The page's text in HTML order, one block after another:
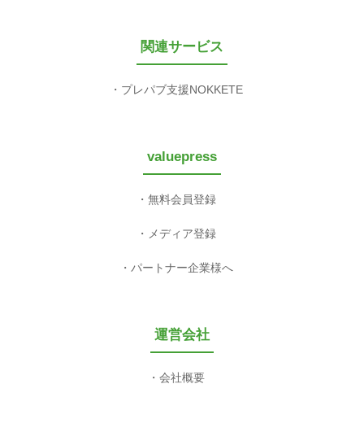
関連サービス
プレパブ支援NOKKETE
valuepress
無料会員登録
メディア登録
パートナー企業様へ
運営会社
会社概要